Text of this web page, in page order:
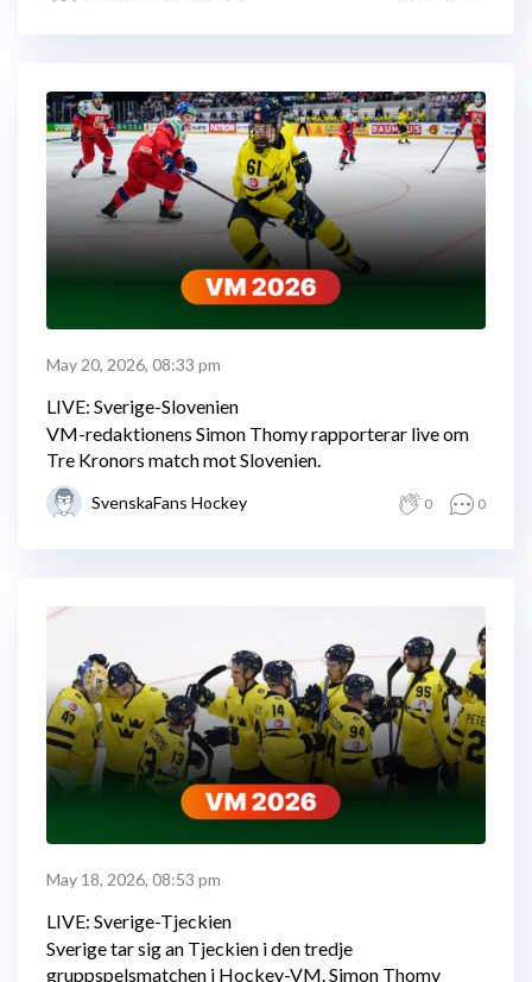
May 20, 2026, 08:33 pm
LIVE: Sverige-Slovenien
VM-redaktionens Simon Thomy rapporterar live om
Tre Kronors match mot Slovenien.
SvenskaFans Hockey 0 0
May 18, 2026, 08:53 pm
LIVE: Sverige-Tjeckien
Sverige tar sig an Tjeckien i den tredje
gruppspelsmatchen i Hockey-VM. Simon Thomy